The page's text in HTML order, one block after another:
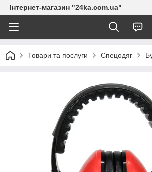
Інтернет-магазин "24ka.com.ua"
Товари та послуги Спецодяг